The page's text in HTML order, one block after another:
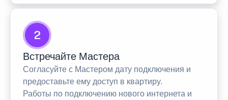
2
Встречайте Мастера
Согласуйте с Мастером дату подключения и
предоставьте ему доступ в квартиру.
Работы по подключению нового интернета и